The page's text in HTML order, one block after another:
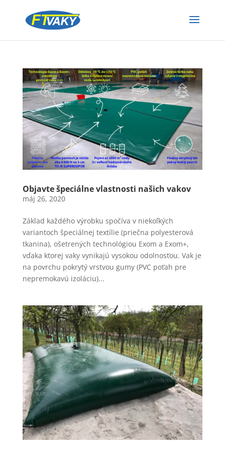
Objavte špeciálne vlastnosti našich vakov
máj 26, 2020
Základ každého výrobku spočíva v niekoľkých
variantoch špeciálnej textílie (priečna polyesterová
tkanina), ošetrených technológiou Exom a Exom+,
vďaka ktorej vaky vynikajú vysokou odolnosťou. Vak je
na povrchu pokrytý vrstvou gumy (PVC poťah pre
nepremokavú izoláciu)...